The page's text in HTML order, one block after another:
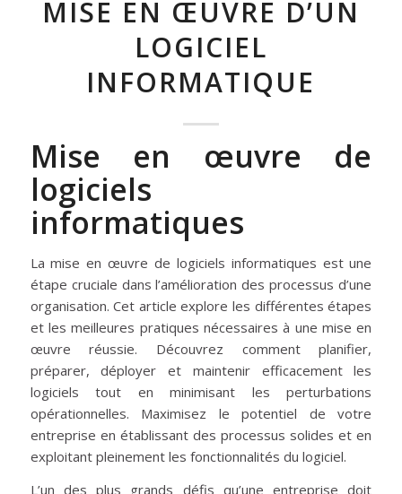
MISE EN ŒUVRE D’UN
LOGICIEL
INFORMATIQUE
Mise en œuvre de
logiciels
informatiques
La mise en œuvre de logiciels informatiques est une
étape cruciale dans l’amélioration des processus d’une
organisation. Cet article explore les différentes étapes
et les meilleures pratiques nécessaires à une mise en
œuvre réussie. Découvrez comment planifier,
préparer, déployer et maintenir efficacement les
logiciels tout en minimisant les perturbations
opérationnelles. Maximisez le potentiel de votre
entreprise en établissant des processus solides et en
exploitant pleinement les fonctionnalités du logiciel.
L’un des plus grands défis qu’une entreprise doit